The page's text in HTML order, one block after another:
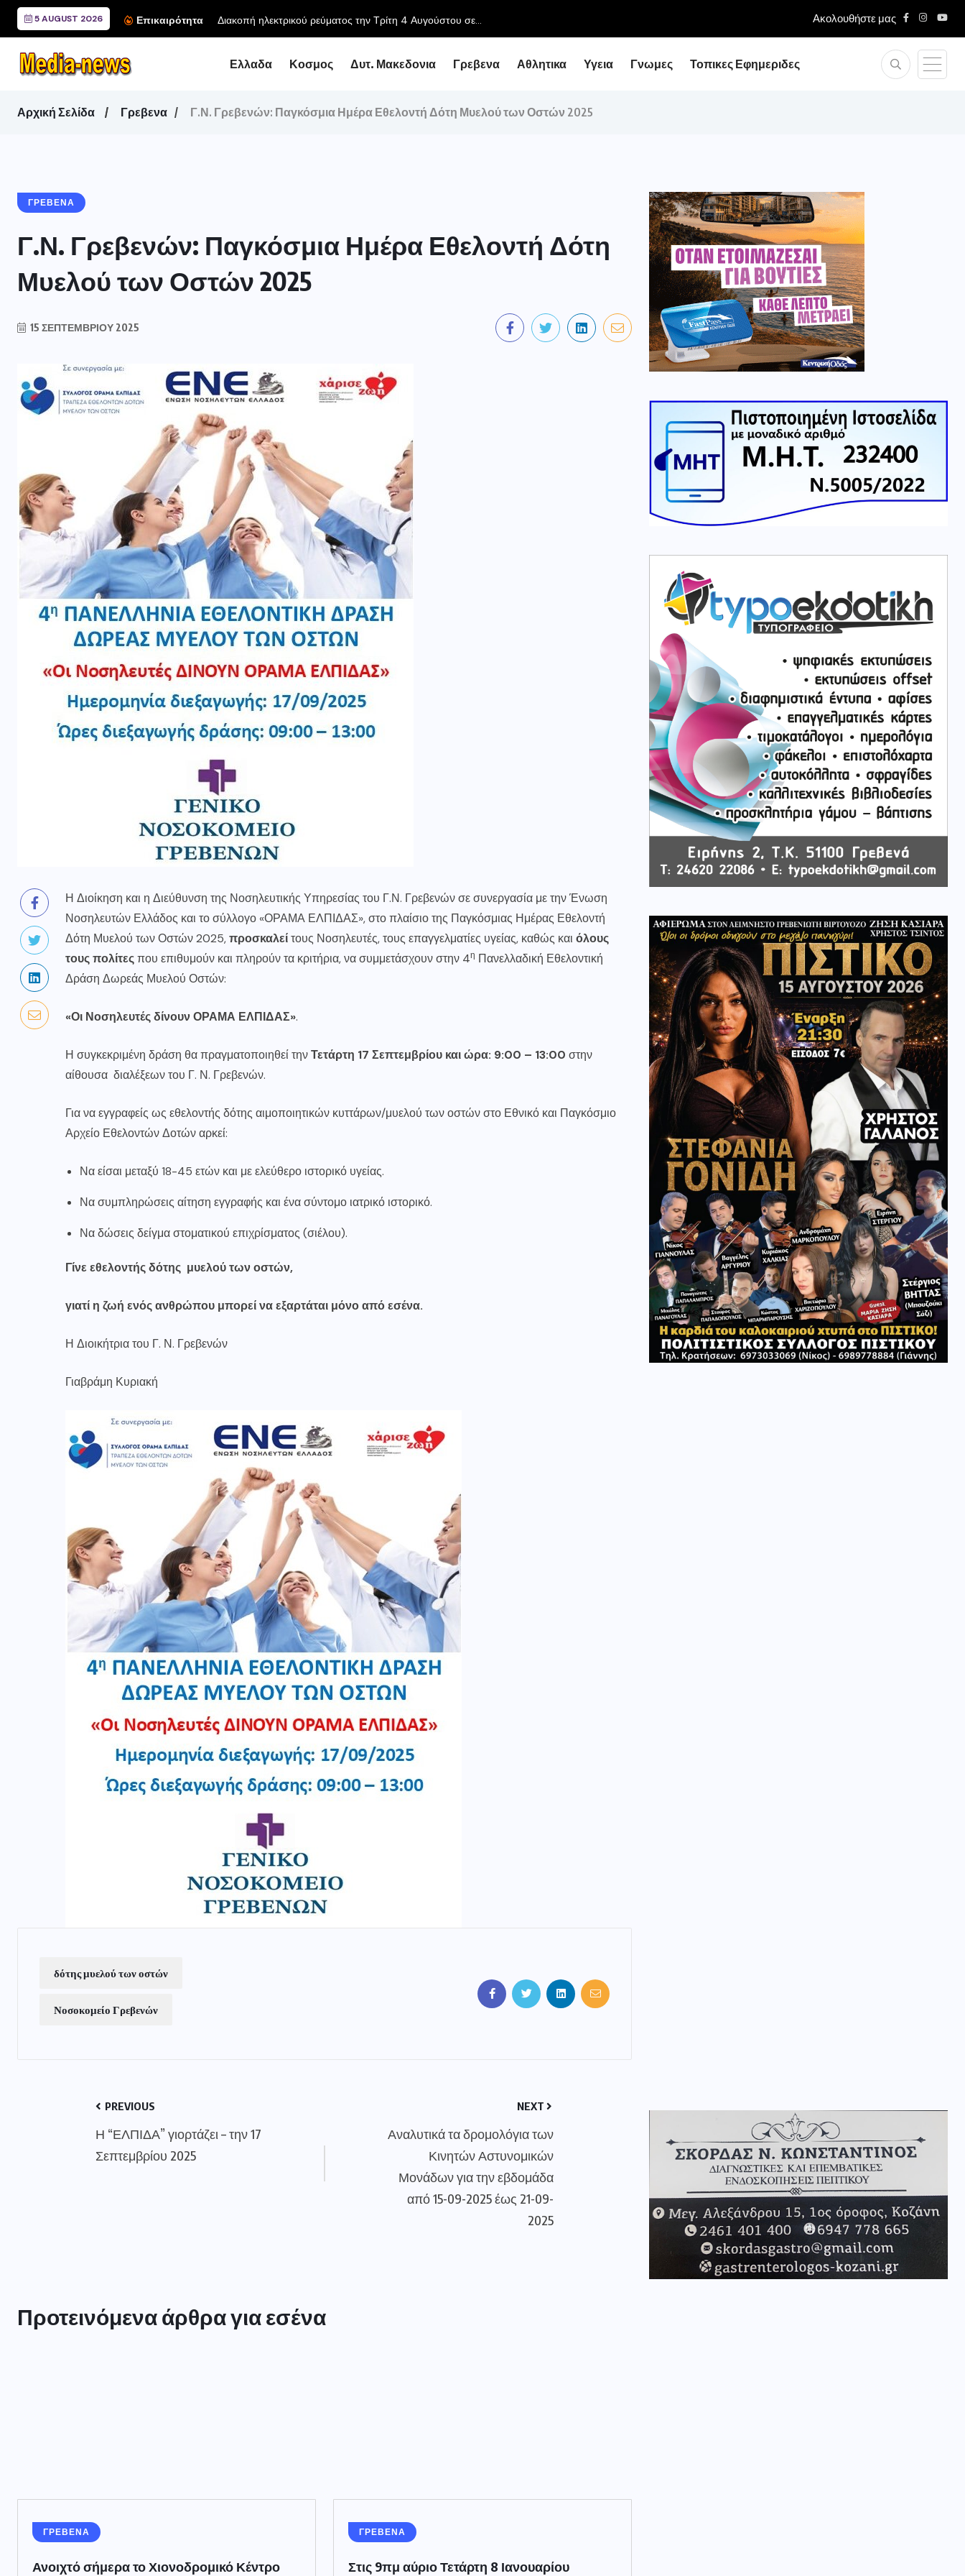
5 AUGUST 2026 Επικαιρότητα Διακοπή ηλεκτρικού ρεύματος την Τρίτη 4 Αυγούστου σε... Ακολουθήστε μας
Ελλαδα Κοσμος Δυτ. Μακεδονια Γρεβενα Αθλητικα Υγεια Γνωμες Τοπικες Εφημεριδες
Αρχική Σελίδα Γρεβενα Γ.Ν. Γρεβενών: Παγκόσμια Ημέρα Εθελοντή Δότη Μυελού των Οστών 2025
ΓΡΕΒΕΝΑ
Γ.Ν. Γρεβενών: Παγκόσμια Ημέρα Εθελοντή Δότη
Μυελού των Οστών 2025
15 ΣΕΠΤΕΜΒΡΊΟΥ 2025
Η Διοίκηση και η Διεύθυνση της Νοσηλευτικής Υπηρεσίας του Γ.Ν. Γρεβενών σε συνεργασία με την Ένωση
Νοσηλευτών Ελλάδος και το σύλλογο «ΟΡΑΜΑ ΕΛΠΙΔΑΣ», στο πλαίσιο της Παγκόσμιας Ημέρας Εθελοντή
Δότη Μυελού των Οστών 2025,προσκαλείτους Νοσηλευτές, τους επαγγελματίες υγείας, καθώς και όλους
τους πολίτεςπου επιθυμούν και πληρούν τα κριτήρια, να συμμετάσχουν στην 4η Πανελλαδική Εθελοντική
Δράση Δωρεάς Μυελού Οστών:
«Οι Νοσηλευτές δίνουν ΟΡΑΜΑ ΕΛΠΙΔΑΣ».
Η συγκεκριμένη δράση θα πραγματοποιηθεί τηνΤετάρτη 17 Σεπτεμβρίου και ώρα: 9:00 – 13:00 στην
αίθουσα διαλέξεων του Γ. Ν. Γρεβενών.
Για να εγγραφείς ως εθελοντής δότης αιμοποιητικών κυττάρων/μυελού των οστών στο Εθνικό και Παγκόσμιο
Αρχείο Εθελοντών Δοτών αρκεί:
Να είσαι μεταξύ 18-45 ετών και με ελεύθερο ιστορικό υγείας.
Να συμπληρώσεις αίτηση εγγραφής και ένα σύντομο ιατρικό ιστορικό.
Να δώσεις δείγμα στοματικού επιχρίσματος (σιέλου).
Γίνε εθελοντής δότης μυελού των οστών,
γιατί η ζωή ενός ανθρώπου μπορεί να εξαρτάται μόνο από εσένα.
Η Διοικήτρια του Γ. Ν. Γρεβενών
Γιαβράμη Κυριακή
δότης μυελού των οστών
Νοσοκομείο Γρεβενών
PREVIOUS
Η “ΕΛΠΙΔΑ” γιορτάζει – την 17
Σεπτεμβρίου 2025
NEXT
Αναλυτικά τα δρομολόγια των
Κινητών Αστυνομικών
Μονάδων για την εβδομάδα
από 15-09-2025 έως 21-09-
2025
Προτεινόμενα άρθρα για εσένα
ΓΡΕΒΕΝΑ
Ανοιχτό σήμερα το Χιονοδρομικό Κέντρο
ΓΡΕΒΕΝΑ
Στις 9πμ αύριο Τετάρτη 8 Ιανουαρίου